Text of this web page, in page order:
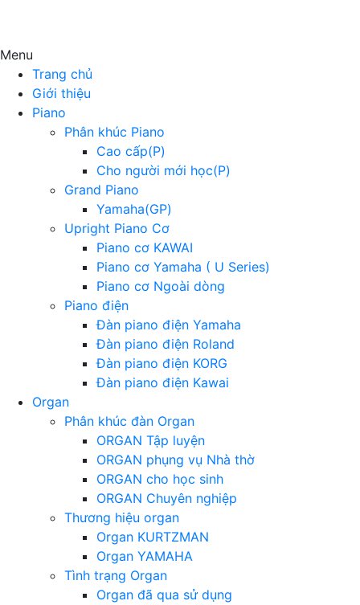
Menu
Trang chủ
Giới thiệu
Piano
Phân khúc Piano
Cao cấp(P)
Cho người mới học(P)
Grand Piano
Yamaha(GP)
Upright Piano Cơ
Piano cơ KAWAI
Piano cơ Yamaha ( U Series)
Piano cơ Ngoài dòng
Piano điện
Đàn piano điện Yamaha
Đàn piano điện Roland
Đàn piano điện KORG
Đàn piano điện Kawai
Organ
Phân khúc đàn Organ
ORGAN Tập luyện
ORGAN phụng vụ Nhà thờ
ORGAN cho học sinh
ORGAN Chuyên nghiệp
Thương hiệu organ
Organ KURTZMAN
Organ YAMAHA
Tình trạng Organ
Organ đã qua sử dụng